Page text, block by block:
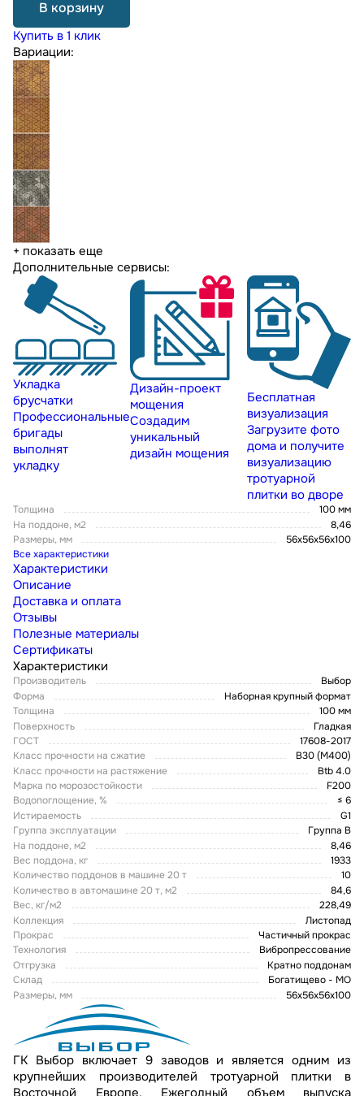
В корзину
Купить в 1 клик
Вариации:
+ показать еще
Дополнительные сервисы:
Укладка
брусчатки
Профессиональные
бригады
выполнят
укладку
Дизайн-проект
мощения
Создадим
уникальный
дизайн мощения
Бесплатная
визуализация
Загрузите фото
дома и получите
визуализацию
тротуарной
плитки во дворе
Толщина
100 мм
На поддоне, м2
8,46
Размеры, мм
56х56х56х100
Все характеристики
Характеристики
Описание
Доставка и оплата
Отзывы
Полезные материалы
Сертификаты
Характеристики
Производитель
Выбор
Форма
Наборная крупный формат
Толщина
100 мм
Поверхность
Гладкая
ГОСТ
17608-2017
Класс прочности на сжатие
В30 (М400)
Класс прочности на растяжение
Btb 4.0
Марка по морозостойкости
F200
Водопоглощение, %
≤ 6
Истираемость
G1
Группа эксплуатации
Группа В
На поддоне, м2
8,46
Вес поддона, кг
1933
Количество поддонов в машине 20 т
10
Количество в автомашине 20 т, м2
84,6
Вес, кг/м2
228,49
Коллекция
Листопад
Прокрас
Частичный прокрас
Технология
Вибропрессование
Отгрузка
Кратно поддонам
Склад
Богатищево - МО
Размеры, мм
56х56х56х100
ГК Выбор включает 9 заводов и является одним из
крупнейших производителей тротуарной плитки в
Восточной Европе. Ежегодный объем выпуска